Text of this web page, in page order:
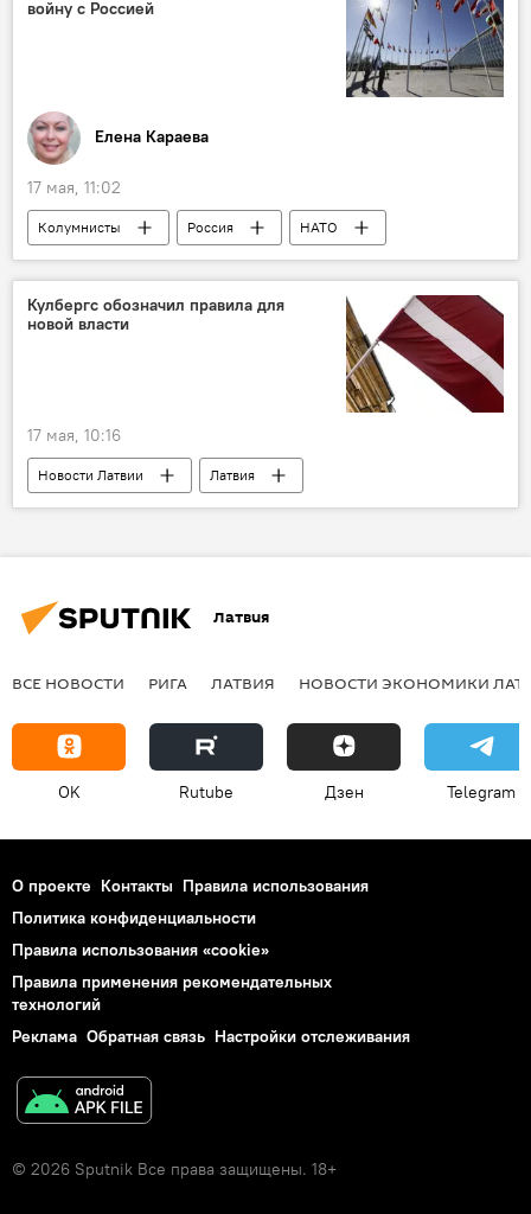
войну с Россией
Елена Караева
17 мая, 11:02
Колумнисты Россия
НАТО
Европа
Кулбергс обозначил правила для
новой власти
17 мая, 10:16
Новости Латвии
Латвия
правительство Латвии
Андрис Кулбергс
Латвия
ВСЕ НОВОСТИ РИГА ЛАТВИЯ НОВОСТИ ЭКОНОМИКИ
OK Rutube Дзен Telegram
О проекте Контакты Правила использования
Политика конфиденциальности
Правила использования «cookie»
Правила применения рекомендательных
технологий
Реклама Обратная связь Настройки отслеживания
© 2026 Sputnik Все права защищены. 18+